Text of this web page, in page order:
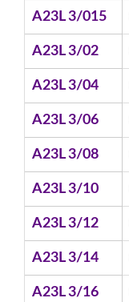
A23L 3/015
A23L 3/02
A23L 3/04
A23L 3/06
A23L 3/08
A23L 3/10
A23L 3/12
A23L 3/14
A23L 3/16